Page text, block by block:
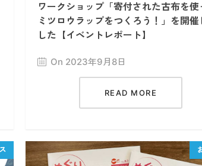
ワークショップ「寄付された古布を使
ミツロウラップをつくろう！」を開催
した【イベントレポート】
On 2023年9月8日
READ MORE